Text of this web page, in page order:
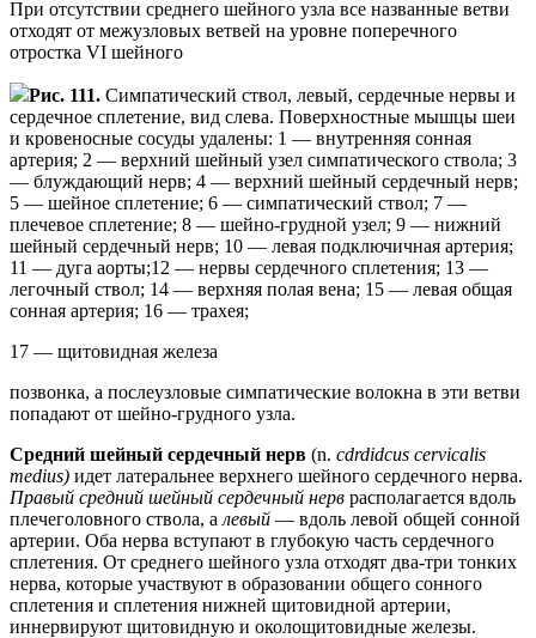
При отсутствии среднего шейного узла все названные ветви
отходят от межузловых ветвей на уровне поперечного
отростка VI шейного
Рис. 111. Симпатический ствол, левый, сердечные нервы и
сердечное сплетение, вид слева. Поверхностные мышцы шеи
и кровеносные сосуды удалены: 1 — внутренняя сонная
артерия; 2 — верхний шейный узел симпатического ствола; 3
— блуждающий нерв; 4 — верхний шейный сердечный нерв;
5 — шейное сплетение; 6 — симпатический ствол; 7 —
плечевое сплетение; 8 — шейно-грудной узел; 9 — нижний
шейный сердечный нерв; 10 — левая подключичная артерия;
11 — дуга аорты;12 — нервы сердечного сплетения; 13 —
легочный ствол; 14 — верхняя полая вена; 15 — левая общая
сонная артерия; 16 — трахея;
17 — щитовидная железа
позвонка, а послеузловые симпатические волокна в эти ветви
попадают от шейно-грудного узла.
Средний шейный сердечный нерв (n. cdrdidcus cervicalis
medius) идет латеральнее верхнего шейного сердечного нерва.
Правый средний шейный сердечный нерв располагается вдоль
плечеголовного ствола, а левый — вдоль левой общей сонной
артерии. Оба нерва вступают в глубокую часть сердечного
сплетения. От среднего шейного узла отходят два-три тонких
нерва, которые участвуют в образовании общего сонного
сплетения и сплетения нижней щитовидной артерии,
иннервируют щитовидную и околощитовидные железы.